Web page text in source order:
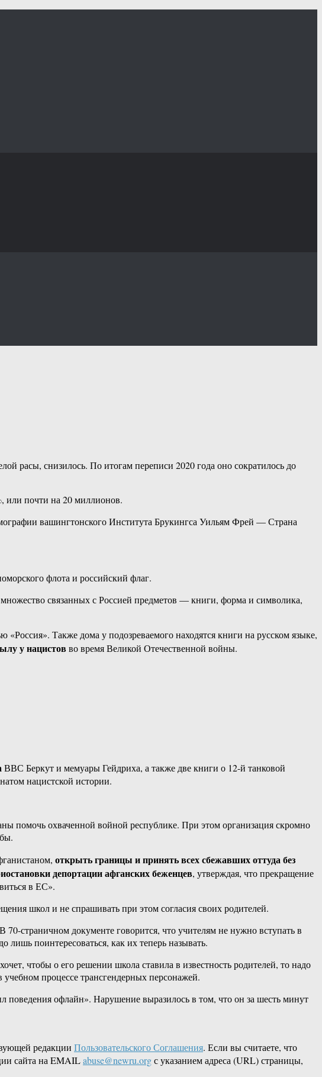
расы, снизилось. По итогам переписи 2020 года оно сократилось до
или почти на 20 миллионов.
вашингтонского Института Брукингса Уильям Фрей — Страна
флота и российский флаг.
связанных с Россией предметов — книги, форма и символика,
Также дома у подозреваемого находятся книги на русском языке,
у нацистов во время Великой Отечественной войны.
ВВС Беркут и мемуары Гейдриха, а также две книги о 12-й танковой
нацистской истории.
помочь охваченной войной республике. При этом организация скромно
открыть границы и принять всех сбежавших оттуда без
депортации афганских беженцев, утверждая, что прекращение
в ЕС».
школ и не спрашивать при этом согласия своих родителей.
страничном документе говорится, что учителям не нужно вступать в
поинтересоваться, как их теперь называть.
чтобы о его решении школа ставила в известность родителей, то надо
процессе трансгендерных персонажей.
поведения офлайн». Нарушение выразилось в том, что он за шесть минут
редакции Пользовательского Соглашения. Если вы считаете, что
сайта на EMAILabuse@newru.orgс указанием адреса (URL) страницы,